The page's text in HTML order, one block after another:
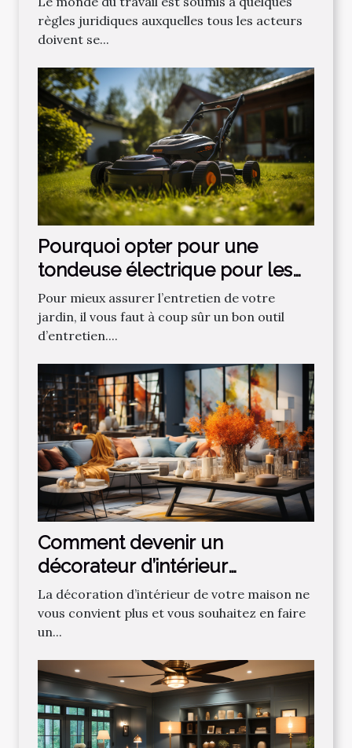
règles juridiques auxquelles tous les acteurs
doivent se...
Pourquoi opter pour une
tondeuse électrique pour les
gazons ?
Pour mieux assurer l’entretien de votre
jardin, il vous faut à coup sûr un bon outil
d’entretien....
Comment devenir un
décorateur d’intérieur
professionnel ?
La décoration d’intérieur de votre maison ne
vous convient plus et vous souhaitez en faire
un...